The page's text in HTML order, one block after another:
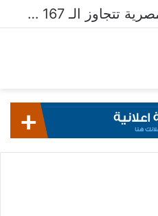
مكاسب البورصة المصرية تتجاوز الـ 167 مليار جنيه خلال أسبوع